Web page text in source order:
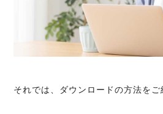
それでは、ダウンロードの方法をご